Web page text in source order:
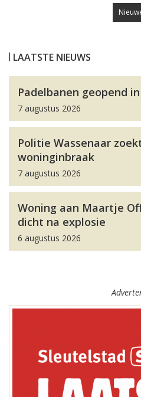
LAATSTE NIEUWS
Padelbanen geopend
7 augustus 2026
Politie Wassenaar
woninginbraak
7 augustus 2026
Woning aan Maartje
dicht na explosie
6 augustus 2026